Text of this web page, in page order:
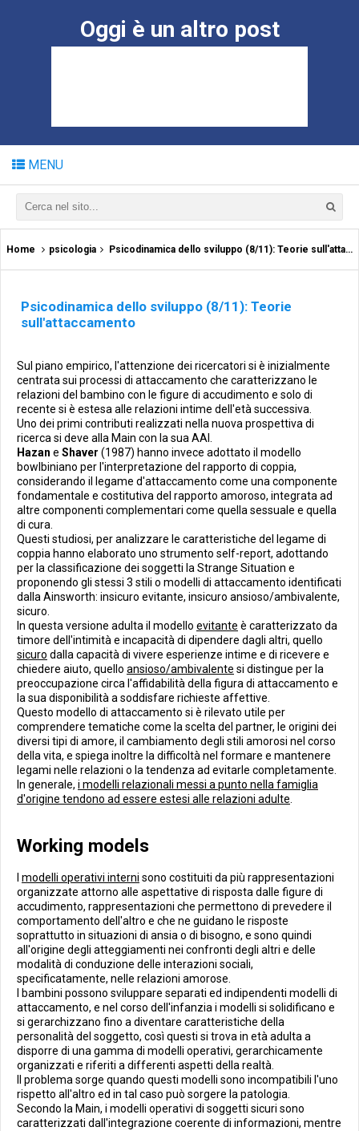
Oggi è un altro post
MENU
Home psicologia Psicodinamica dello sviluppo (8/11): Teorie sull'attaccamento
Psicodinamica dello sviluppo (8/11): Teorie
sull'attaccamento
Sul piano empirico, l'attenzione dei ricercatori si è inizialmente
centrata sui processi di attaccamento che caratterizzano le
relazioni del bambino con le figure di accudimento e solo di
recente si è estesa alle relazioni intime dell'età successiva.
Uno dei primi contributi realizzati nella nuova prospettiva di
ricerca si deve alla Main con la sua AAI.
Hazan e Shaver (1987) hanno invece adottato il modello
bowlbiniano per l'interpretazione del rapporto di coppia,
considerando il legame d'attaccamento come una componente
fondamentale e costitutiva del rapporto amoroso, integrata ad
altre componenti complementari come quella sessuale e quella
di cura.
Questi studiosi, per analizzare le caratteristiche del legame di
coppia hanno elaborato uno strumento self-report, adottando
per la classificazione dei soggetti la Strange Situation e
proponendo gli stessi 3 stili o modelli di attaccamento identificati
dalla Ainsworth: insicuro evitante, insicuro ansioso/ambivalente,
sicuro.
In questa versione adulta il modello evitante è caratterizzato da
timore dell'intimità e incapacità di dipendere dagli altri, quello
sicuro dalla capacità di vivere esperienze intime e di ricevere e
chiedere aiuto, quello ansioso/ambivalente si distingue per la
preoccupazione circa l'affidabilità della figura di attaccamento e
la sua disponibilità a soddisfare richieste affettive.
Questo modello di attaccamento si è rilevato utile per
comprendere tematiche come la scelta del partner, le origini dei
diversi tipi di amore, il cambiamento degli stili amorosi nel corso
della vita, e spiega inoltre la difficoltà nel formare e mantenere
legami nelle relazioni o la tendenza ad evitarle completamente.
In generale, i modelli relazionali messi a punto nella famiglia
d'origine tendono ad essere estesi alle relazioni adulte
Working models
modelli operativi interni sono costituiti da più rappresentazioni
organizzate attorno alle aspettative di risposta dalle figure di
accudimento, rappresentazioni che permettono di prevedere il
comportamento dell'altro e che ne guidano le risposte
soprattutto in situazioni di ansia o di bisogno, e sono quindi
all'origine degli atteggiamenti nei confronti degli altri e delle
modalità di conduzione delle interazioni sociali,
specificatamente, nelle relazioni amorose.
I bambini possono sviluppare separati ed indipendenti modelli di
attaccamento, e nel corso dell'infanzia i modelli si solidificano e
si gerarchizzano fino a diventare caratteristiche della
personalità del soggetto, così questi si trova in età adulta a
disporre di una gamma di modelli operativi, gerarchicamente
organizzati e riferiti a differenti aspetti della realtà.
Il problema sorge quando questi modelli sono incompatibili l'uno
rispetto all'altro ed in tal caso può sorgere la patologia.
Secondo la Main, i modelli operativi di soggetti sicuri sono
caratterizzati dall'integrazione coerente di informazioni, mentre